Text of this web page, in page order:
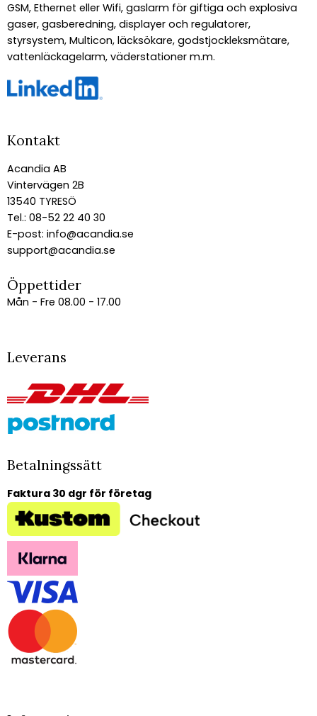
GSM, Ethernet eller Wifi, gaslarm för giftiga och explosiva
gaser, gasberedning, displayer och regulatorer,
styrsystem, Multicon, läcksökare, godstjockleksmätare,
vattenläckagelarm, väderstationer m.m.
Kontakt
Acandia AB
Vintervägen 2B
13540 TYRESÖ
Tel.: 08-52 22 40 30
E-post: info@acandia.se
support@acandia.se
Öppettider
Mån - Fre 08.00 - 17.00
Leverans
Betalningssätt
Faktura 30 dgr för företag